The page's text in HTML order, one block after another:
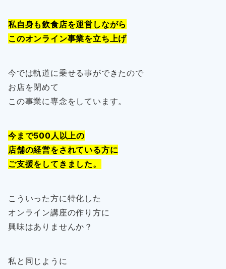
私自身も飲食店を運営しながら
このオンライン事業を立ち上げ
今では軌道に乗せる事ができたので
お店を閉めて
この事業に専念をしています。
今まで500人以上の
店舗の経営をされている方に
ご支援をしてきました。
こういった方に特化した
オンライン講座の作り方に
興味はありませんか？
私と同じように